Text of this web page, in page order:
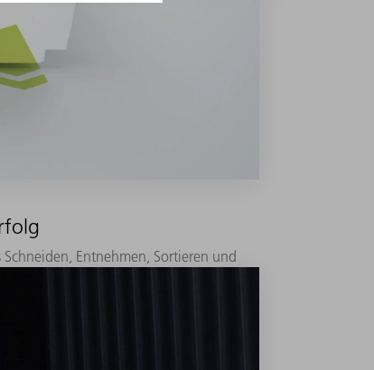
Entnehmen, Sortieren und